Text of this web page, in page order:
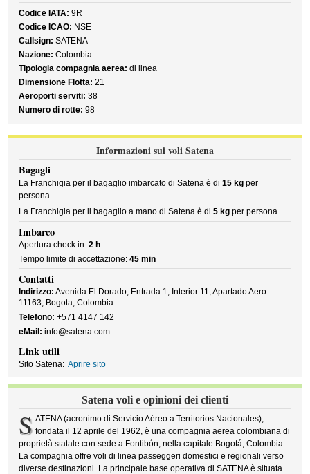
Codice IATA: 9R
Codice ICAO: NSE
Callsign: SATENA
Nazione: Colombia
Tipologia compagnia aerea: di linea
Dimensione Flotta: 21
Aeroporti serviti: 38
Numero di rotte: 98
Informazioni sui voli Satena
Bagagli
La Franchigia per il bagaglio imbarcato di Satena è di15 kg per
persona
La Franchigia per il bagaglio a mano di Satena è di5 kg per persona
Imbarco
Apertura check in:2 h
Tempo limite di accettazione:45 min
Contatti
Indirizzo: Avenida El Dorado, Entrada 1, Interior 11, Apartado Aero
11163, Bogota, Colombia
Telefono: +571 4147 142
eMail: info@satena.com
Link utili
Sito Satena: Aprire sito
Satena voli e opinioni dei clienti
S ATENA (acronimo di Servicio Aéreo a Territorios Nacionales),
fondata il 12 aprile del 1962, è una compagnia aerea colombiana di
proprietà statale con sede a Fontibón, nella capitale Bogotá, Colombia.
La compagnia offre voli di linea passeggeri domestici e regionali verso
diverse destinazioni. La principale base operativa di SATENA è situata